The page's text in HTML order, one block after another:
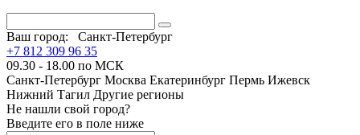
Ваш город:
Санкт-Петербург
+7 812 309 96 35
09.30 - 18.00 по МСК
Санкт-Петербург Москва Екатеринбург Пермь Ижевск
Нижний Тагил Другие регионы
Не нашли свой город?
Введите его в поле ниже